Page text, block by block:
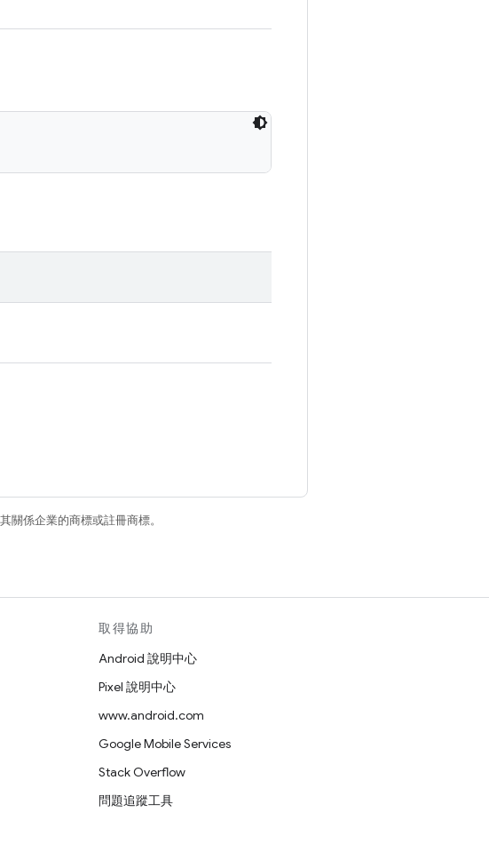
關係企業的商標或註冊商標。
取得協助
Android 說明中心
Pixel 說明中心
www.android.com
Google Mobile Services
Stack Overflow
問題追蹤工具